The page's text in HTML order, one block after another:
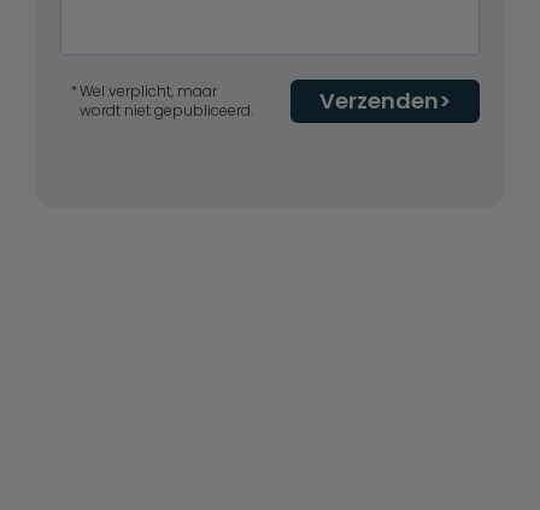
Verzenden
Wel verplicht, maar
wordt niet gepubliceerd.